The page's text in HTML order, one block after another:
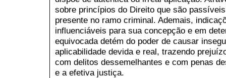
sobre princípios do Direito que são
presente no ramo criminal. Ademais,
influenciáveis para sua concepção e em
equivocada detém do poder de causar
aplicabilidade devida e real, trazendo
com delitos dessemelhantes e com penas
e a efetiva justiça.